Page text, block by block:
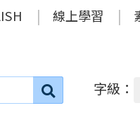
線上學習
搜
字級：